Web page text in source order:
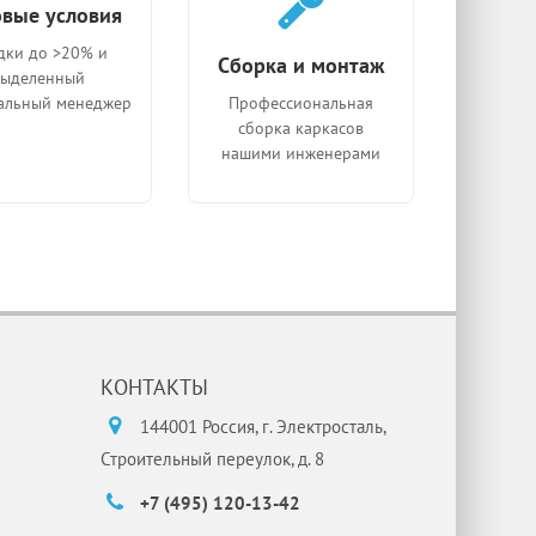
условия
до >20% и
менеджер
Сборка и монтаж
Профессиональная
сборка каркасов
нашими инженерами
КОНТАКТЫ
144001 Россия, г. Электросталь,
Строительный переулок, д. 8
+7 (495) 120-13-42